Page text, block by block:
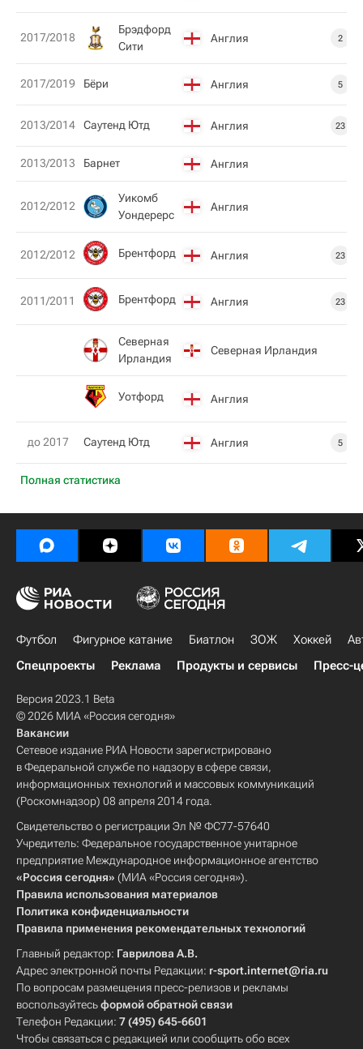
Полная статистика
2017/2018
Брэдфорд
Сити
Англия 2
2017/2019 Бёри Англия 5
2013/2014 Саутенд Ютд Англия 23
2013/2013 Барнет Англия
2012/2012
Уикомб
Уондерерс
Англия
2012/2012 Брентфорд Англия 23
2011/2011 Брентфорд Англия 23
Северная
Ирландия
Северная Ирландия
Уотфорд Англия
до 2017 Саутенд Ютд Англия 5
Футбол Фигурное катание Биатлон ЗОЖ Хоккей
Спецпроекты
Реклама Продукты и сервисы Пресс-
Версия 2023.1 Beta
© 2026 МИА «Россия сегодня»
Вакансии
Сетевое издание РИА Новости зарегистрировано
в Федеральной службе по надзору в сфере связи,
информационных технологий и массовых коммуникаций
(Роскомнадзор) 08 апреля 2014 года.
Свидетельство о регистрации Эл № ФС77-57640
Учредитель: Федеральное государственное унитарное
предприятие Международное информационное агентство
«Россия сегодня» (МИА «Россия сегодня»).
Правила использования материалов
Политика конфиденциальности
Правила применения рекомендательных технологий
Главный редактор: Гаврилова А.В.
Адрес электронной почты Редакции: r-sport.internet@ria.ru
По вопросам размещения пресс-релизов и рекламы
воспользуйтесьформой обратной связи
Телефон Редакции: 7 (495) 645-6601
Чтобы связаться с редакцией или сообщить обо всех